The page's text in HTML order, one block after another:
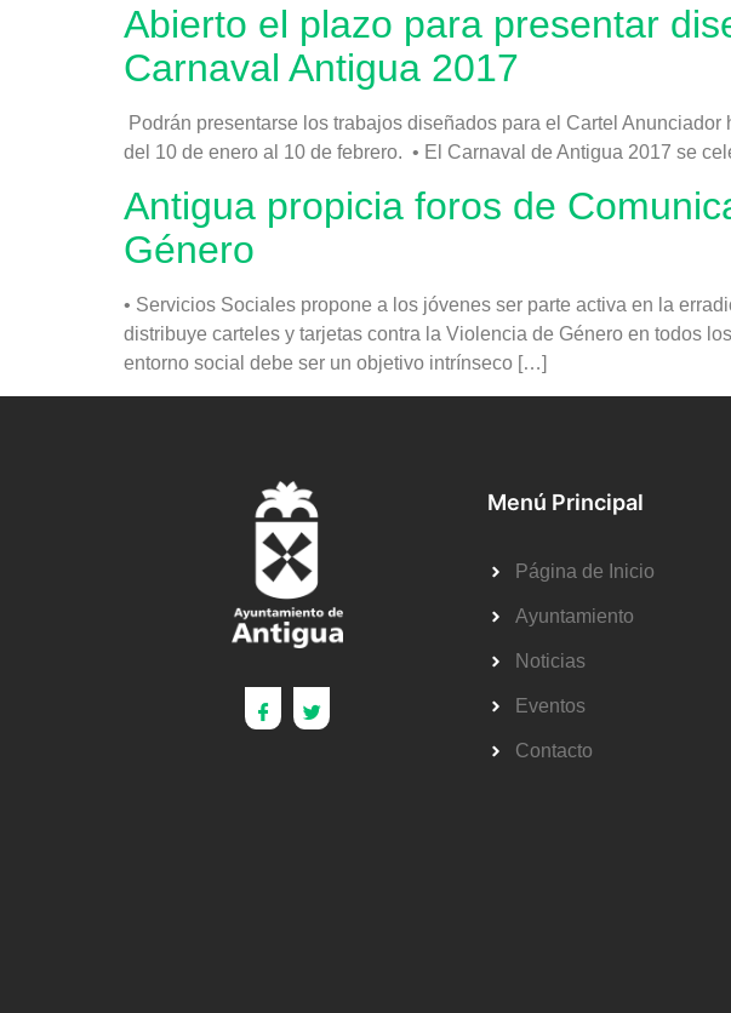
Abierto el plazo para presentar
Carnaval Antigua 2017
Podrán presentarse los trabajos diseñados para el Cartel
del 10 de enero al 10 de febrero. • El Carnaval de Antigua 2017 se
Antigua propicia foros de
Género
• Servicios Sociales propone a los jóvenes ser parte activa en la
distribuye carteles y tarjetas contra la Violencia de Género en todos
entorno social debe ser un objetivo intrínseco […]
Menú Principal
Página de Inicio
Ayuntamiento
Noticias
Eventos
Contacto